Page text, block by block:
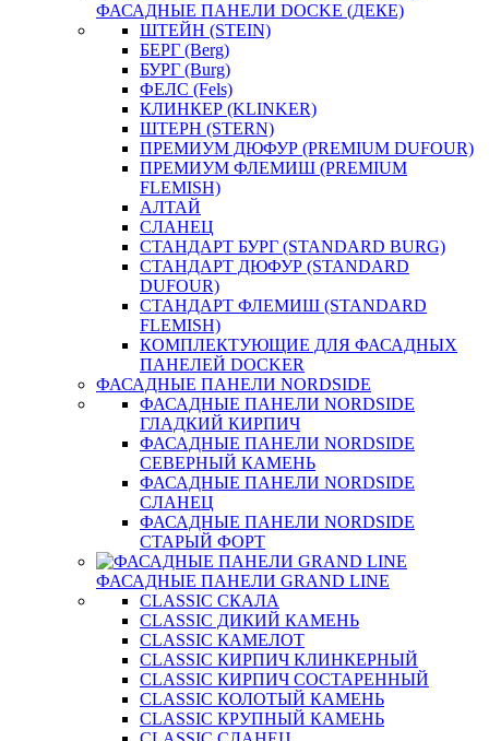
ФАСАДНЫЕ ПАНЕЛИ DOCKE (ДЕКЕ)
ШТЕЙН (STEIN)
БЕРГ (Berg)
БУРГ (Burg)
ФЕЛС (Fels)
КЛИНКЕР (KLINKER)
ШТЕРН (STERN)
ПРЕМИУМ ДЮФУР (PREMIUM DUFOUR)
ПРЕМИУМ ФЛЕМИШ (PREMIUM
FLEMISH)
АЛТАЙ
СЛАНЕЦ
СТАНДАРТ БУРГ (STANDARD BURG)
СТАНДАРТ ДЮФУР (STANDARD
DUFOUR)
СТАНДАРТ ФЛЕМИШ (STANDARD
FLEMISH)
КОМПЛЕКТУЮЩИЕ ДЛЯ ФАСАДНЫХ
ПАНЕЛЕЙ DOCKER
ФАСАДНЫЕ ПАНЕЛИ NORDSIDE
ФАСАДНЫЕ ПАНЕЛИ NORDSIDE
ГЛАДКИЙ КИРПИЧ
ФАСАДНЫЕ ПАНЕЛИ NORDSIDE
СЕВЕРНЫЙ КАМЕНЬ
ФАСАДНЫЕ ПАНЕЛИ NORDSIDE
СЛАНЕЦ
ФАСАДНЫЕ ПАНЕЛИ NORDSIDE
СТАРЫЙ ФОРТ
ФАСАДНЫЕ ПАНЕЛИ GRAND LINE
CLASSIC СКАЛА
CLASSIC ДИКИЙ КАМЕНЬ
CLASSIC КАМЕЛОТ
CLASSIC КИРПИЧ КЛИНКЕРНЫЙ
CLASSIC КИРПИЧ СОСТАРЕННЫЙ
CLASSIC КОЛОТЫЙ КАМЕНЬ
CLASSIC КРУПНЫЙ КАМЕНЬ